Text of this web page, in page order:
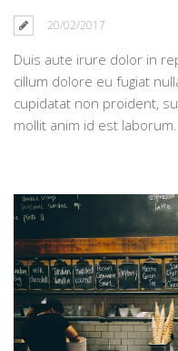
20/02/2017
Duis aute irure dolor in
cillum dolore eu fugiat
cupidatat non proident,
mollit anim id est laborum.